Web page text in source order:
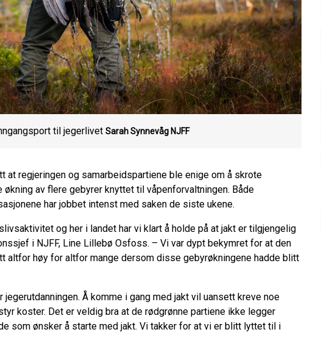
til jegerlivet Sarah Synnevåg NJFF
at regjeringen og samarbeidspartiene ble enige om å skrote
av flere gebyrer knyttet til våpenforvaltningen. Både
har jobbet intenst med saken de siste ukene.
og her i landet har vi klart å holde på at jakt er tilgjengelig
i NJFF, Line Lillebø Osfoss. – Vi var dypt bekymret for at den
altfor høy for altfor mange dersom disse gebyrøkningene hadde blitt
Å komme i gang med jakt vil uansett kreve noe
koster. Det er veldig bra at de rødgrønne partiene ikke legger
som ønsker å starte med jakt. Vi takker for at vi er blitt lyttet til i